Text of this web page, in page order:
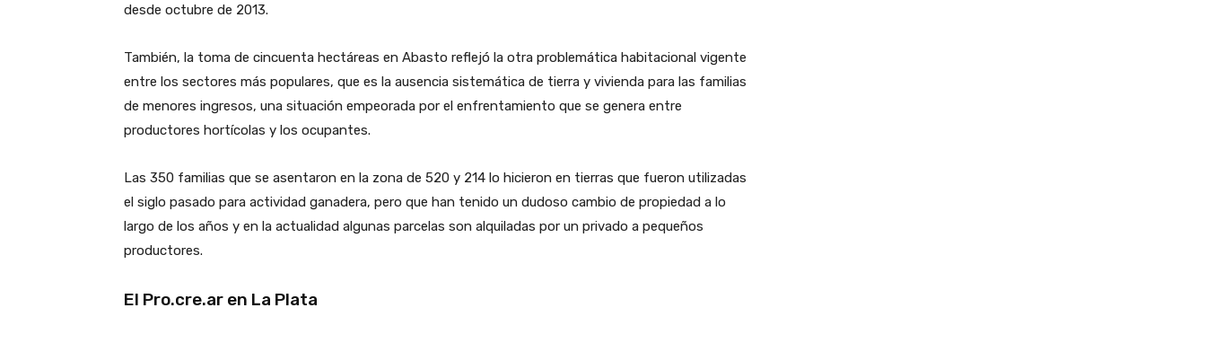
desde octubre de 2013.
También, la toma de cincuenta hectáreas en Abasto reflejó la otra problemática habitacional vigente
entre los sectores más populares, que es la ausencia sistemática de tierra y vivienda para las familias
de menores ingresos, una situación empeorada por el enfrentamiento que se genera entre
productores hortícolas y los ocupantes.
Las 350 familias que se asentaron en la zona de 520 y 214 lo hicieron en tierras que fueron utilizadas
el siglo pasado para actividad ganadera, pero que han tenido un dudoso cambio de propiedad a lo
largo de los años y en la actualidad algunas parcelas son alquiladas por un privado a pequeños
productores.
El Pro.cre.ar en La Plata